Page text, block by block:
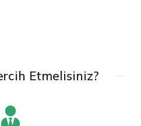
Etmelisiniz?